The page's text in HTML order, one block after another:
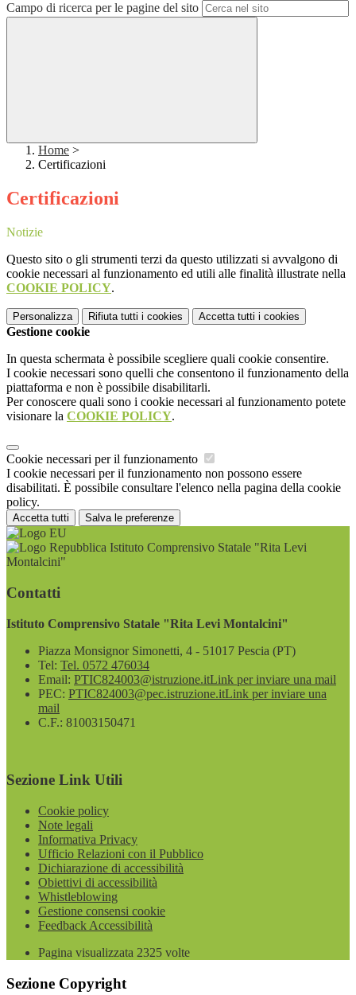
Campo di ricerca per le pagine del sito
Home >
Certificazioni
Certificazioni
Notizie
Questo sito o gli strumenti terzi da questo utilizzati si avvalgono di
cookie necessari al funzionamento ed utili alle finalità illustrate nella
COOKIE POLICY.
Personalizza Rifiuta tutti i cookies Accetta tutti i cookies
Gestione cookie
In questa schermata è possibile scegliere quali cookie consentire.
I cookie necessari sono quelli che consentono il funzionamento della
piattaforma e non è possibile disabilitarli.
Per conoscere quali sono i cookie necessari al funzionamento potete
visionare la COOKIE POLICY.
Cookie necessari per il funzionamento
I cookie necessari per il funzionamento non possono essere
disabilitati. È possibile consultare l'elenco nella pagina della cookie
policy.
Accetta tutti Salva le preferenze
Istituto Comprensivo Statale "Rita Levi
Montalcini"
Contatti
Istituto Comprensivo Statale "Rita Levi Montalcini"
Piazza Monsignor Simonetti, 4 - 51017 Pescia (PT)
Tel: Tel. 0572 476034
Email: PTIC824003@istruzione.itLink per inviare una mail
PEC: PTIC824003@pec.istruzione.itLink per inviare una
mail
C.F.: 81003150471
Sezione Link Utili
Cookie policy
Note legali
Informativa Privacy
Ufficio Relazioni con il Pubblico
Dichiarazione di accessibilità
Obiettivi di accessibilità
Whistleblowing
Gestione consensi cookie
Feedback Accessibilità
Pagina visualizzata 2325 volte
Sezione Copyright